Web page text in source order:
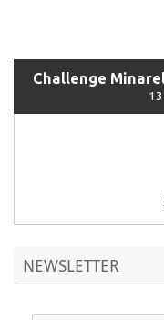
Challenge
NEWSLETTER